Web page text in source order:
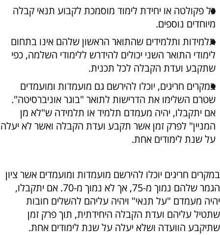
כל פקולטה או יחידת לימוד מוסמכת לקבוע תנאי קבלה
מיוחדים נוספים.
תלמידות ותלמידים שהתואר הראשון שלהם אינו בתחום
לימודי התואר השני יכולים להידרש ללימודי השלמה, כפי
שתקבע ועדת הקבלה לכל תכנית.
במקרים חריגים, יוכלו להירשם גם מועמדות ומועמדים
שטרם השלימו את הדרישות לתואר "בוגר אוניברסיטה".
אם יתקבלו, יהיה מעמדם תלמיד או תלמידה ש"לא מן
המניין" לפרק זמן אשר תקבע ועדת הקבלה ואשר לא יעלה
על שנת לימודים אחת.
במקרים חריגים יוכלו להירשם מועמדות ומועמדים אשר ציון
הגמר שלהם נמוך מ-75, אך לא נמוך מ-70. אם יתקבלו,
יהיה מעמדם "על תנאי" ויהיה עליהם להשלים חובות
שתטיל עליהם ועדת הקבלה היחידתית, תוך פרק זמן
שתיקבע הוועדה ושלא יעלה על שנת לימודים אחת.